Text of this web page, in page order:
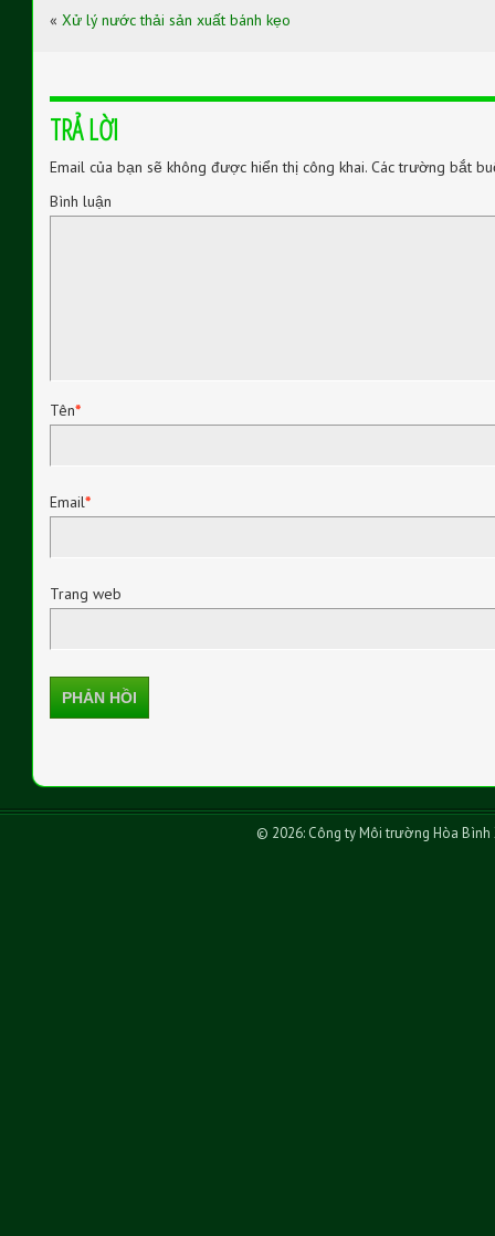
« Xử lý nước thải sản xuất bánh kẹo
TRẢ LỜI
Email của bạn sẽ không được hiển thị công khai. Các trường bắt
Bình luận
Tên*
Email*
Trang web
© 2026: Công ty Môi trường Hòa